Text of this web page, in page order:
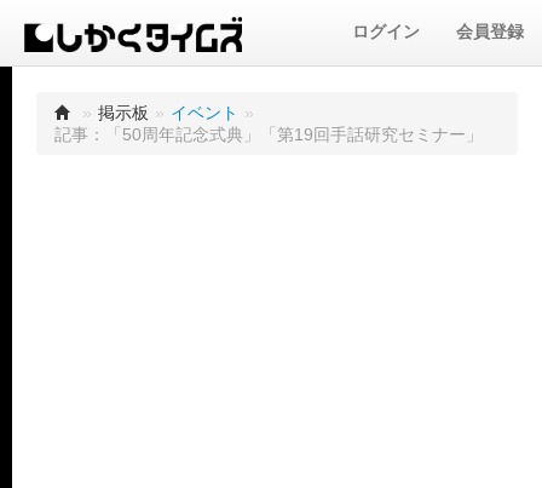
ログイン 会員登録
» 掲示板 » イベント »
記事：「50周年記念式典」「第19回手話研究セミナー」